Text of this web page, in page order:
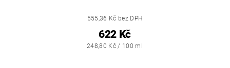
555,36 Kč bez DPH
622 Kč
248,80 Kč / 100 ml